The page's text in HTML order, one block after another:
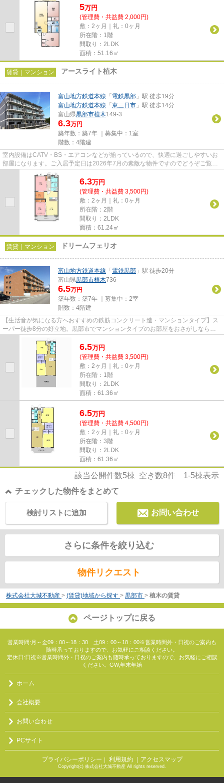
5万円
(管理費・共益費 2,000円)
敷：2ヶ月｜礼：0ヶ月
所在階：1階
間取り：2LDK
面積：51.16㎡
賃貸｜マンション アースライト植木
富山地方鉄道本線 「 電鉄黒部 」駅 徒歩19分
富山地方鉄道本線 「 東三日市 」駅 徒歩14分
富山県黒部市植木149-3
6.3万円
築年数：築7年 ｜募集中： 1室
階数：4階建
室内設備はCATV・BS・エアコンなどが揃っているので、快適に過ごしやすいお
部屋になります。ご入居予定日は2026年7月の素敵な物件ですのでどうぞご覧く
ださい。フローリング張りのお部...
6.3万円
(管理費・共益費 3,500円)
敷：2ヶ月｜礼：0ヶ月
所在階：2階
間取り：2LDK
面積：61.24㎡
賃貸｜マンション ドリームフェリオ
富山地方鉄道本線 「 電鉄黒部 」駅 徒歩20分
富山県黒部市植木736
6.5万円
築年数：築7年 ｜募集中： 2室
階数：4階建
【生活音が気になる方へおすすめの鉄筋コンクリート造・マンションタイプ】ス
ーパー徒歩8分の好立地。黒部市でマンションタイプのお部屋をおさがしなら、
6.5万円
(管理費・共益費 3,500円)
敷：2ヶ月｜礼：0ヶ月
所在階：1階
間取り：2LDK
面積：61.36㎡
6.5万円
(管理費・共益費 4,500円)
敷：2ヶ月｜礼：0ヶ月
所在階：3階
間取り：2LDK
面積：61.36㎡
該当公開件数5棟 空き数8件 1-5棟表示
チェックした物件をまとめて
お問い合わせ
検討リストに追加
さらに条件を絞り込む
物件リクエスト
株式会社大城不動産 > (賃貸)地域から探す > 黒部市 > 植木の賃貸
ページトップに戻る
営業時間:月～金09：00～18：30 土09：00～18：00※営業時間外・日祝のご案内も
随時承っておりますので、お気軽にご相談ください。
定休日:日祝※営業時間外・日祝のご案内も随時承っておりますので、お気軽にご相談
ください。GW,年末年始
ホーム
会社概要
お問い合わせ
PCサイト
プライバシーポリシー ｜ 利用規約 ｜アクセスマップ
Copyright(c) 株式会社大城不動産 All rights reserved.